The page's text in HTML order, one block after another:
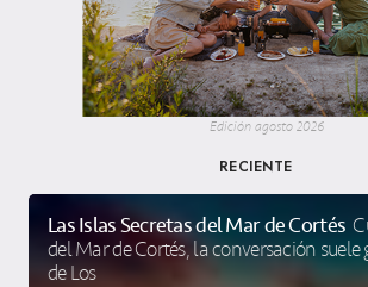
Edición agosto 2026
RECIENTE
Las Islas Secretas del Mar de Cortés
del Mar de Cortés, la conversación
de Los